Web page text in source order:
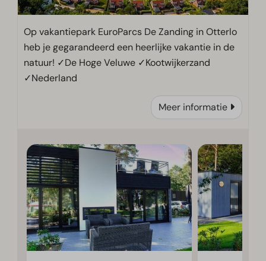
Op vakantiepark EuroParcs De Zanding in Otterlo
heb je gegarandeerd een heerlijke vakantie in de
natuur! ✓De Hoge Veluwe ✓Kootwijkerzand
✓Nederland
Meer informatie